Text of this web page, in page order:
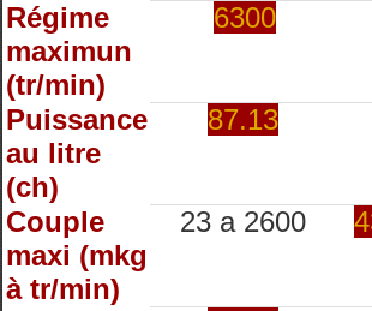
Régime
maximun
(tr/min)
6300
Puissance
au litre
(ch)
87.13
Couple
maxi (mkg
à tr/min)
23 a 2600